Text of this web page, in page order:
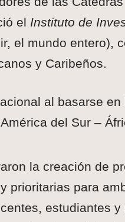
el Instituto de
el mundo entero),
y Caribeños.
al basarse en
del Sur –
la creación de
prioritarias para
estudiantes y